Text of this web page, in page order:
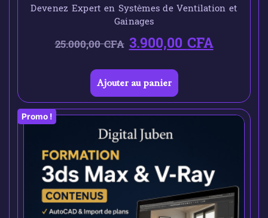
Devenez Expert en Systèmes de Ventilation et
Gainages
25.000,00CFA 3.900,00CFA
Ajouter au panier
Promo !